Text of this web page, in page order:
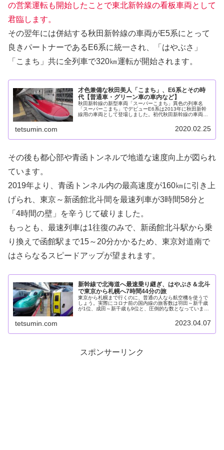
の営業運転も開始したことで東北新幹線の看板車両として
君臨します。
その翌年には併結する秋田新幹線の車両がE5系にとって
良きパートナーであるE6系に統一され、「はやぶさ」
「こまち」共に全列車で320㎞運転が開始されます。
才色兼備な秋田美人「こまち」、E6系とその時
代【普通車・グリーン車の車内など】
秋田新幹線の新型車両「スーパーこまち」異色の列車名
「スーパーこまち」でデビューE6系は2013年に秋田新幹
線用の車両として登場しました。初代秋田新幹線の車両で
tetsumin.com 2020.02.25
その後も都心部や青函トンネルで地道な速度向上が図られ
ています。
2019年より、青函トンネル内の最高速度が160㎞に引き上
げられ、東京～新函館北斗間を最速列車が3時間58分と
「4時間の壁」を辛うじて破りました。
もっとも、最速列車は1往復のみで、新函館北斗駅から乗
り換えで函館駅まで15～20分かかるため、東京対道南で
はさらなるスピードアップが望まれます。
新幹線で北海道へ最速乗り継ぎ、はやぶさ＆北斗
で東京から札幌へ7時間44分の旅
東京から札幌まで行くのに、普通の人なら航空機を使うで
しょう。実際にコロナ前の国内線の旅客数は羽田～新千歳
が1位、成田～新千歳も9位と、圧倒的な数となっていま
tetsumin.com 2023.04.07
スポンサーリンク